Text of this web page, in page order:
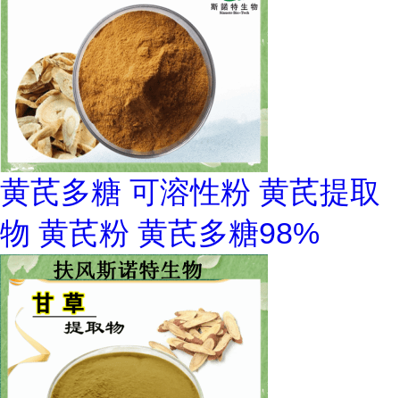
黄芪多糖 可溶性粉 黄芪提取
物 黄芪粉 黄芪多糖98%